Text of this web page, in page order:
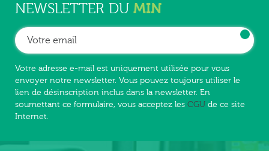
NEWSLETTER DU MIN
Votre adresse e-mail est uniquement utilisée pour vous
envoyer notre newsletter. Vous pouvez toujours utiliser le
lien de désinscription inclus dans la newsletter. En
soumettant ce formulaire, vous acceptez les CGU de ce site
Internet.